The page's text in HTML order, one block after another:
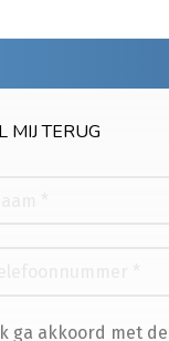
MIJ TERUG
Ik ga akkoord met de